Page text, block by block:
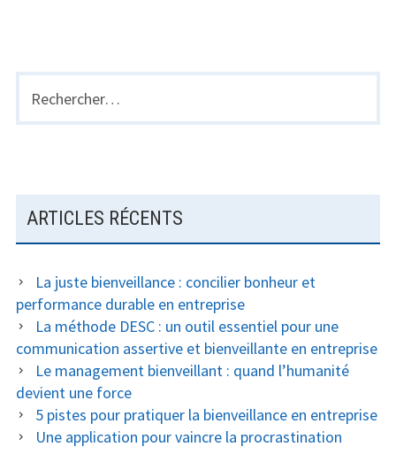
votre
job
BARRE
LATÉRALE
Rechercher :
ARTICLES RÉCENTS
La juste bienveillance : concilier bonheur et
performance durable en entreprise
La méthode DESC : un outil essentiel pour une
communication assertive et bienveillante en entreprise
Le management bienveillant : quand l’humanité
devient une force
5 pistes pour pratiquer la bienveillance en entreprise
Une application pour vaincre la procrastination